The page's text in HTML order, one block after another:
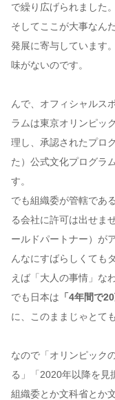
で繰り広げられました。
そしてここが大事なん
発展に寄与しています
味がないのです。
んで、オフィシャルス
ラムは東京オリンピッ
理し、承認されたプロ
た）公式文化プログラ
す。
でも組織委が管轄であ
る会社に許可は出せま
ールドパートナー）が
んなにすばらしくても
えば「大人の事情」な
でも日本は 「4年間で
に、このままじゃとて
なので「オリンピック
る」「2020年以降を見
組織委とか文科省とか